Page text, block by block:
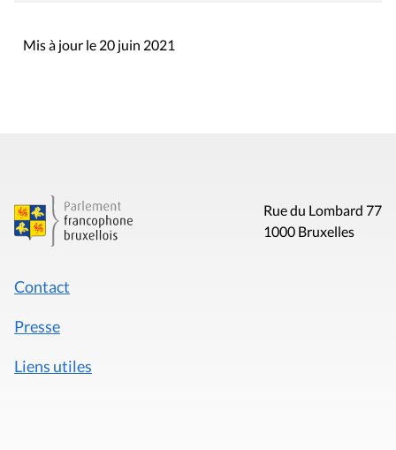
Mis à jour le 20 juin 2021
Rue du Lombard 77
1000 Bruxelles
Contact
Presse
Liens utiles